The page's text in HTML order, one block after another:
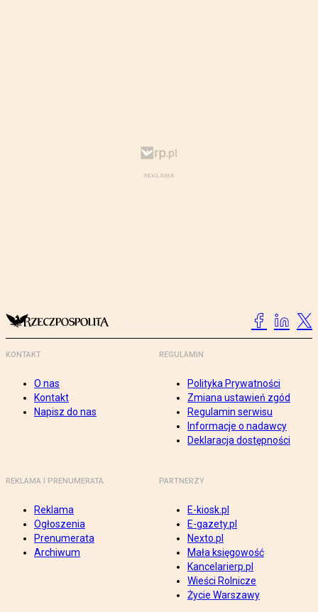
KONTAKT
O nas
Kontakt
Napisz do nas
REGULAMIN
Polityka Prywatności
Zmiana ustawień zgód
Regulamin serwisu
Informacje o nadawcy
Deklaracja dostępności
REKLAMA I PRENUMERATA
Reklama
Ogłoszenia
Prenumerata
Archiwum
PARTNERZY
E-kiosk.pl
E-gazety.pl
Nexto.pl
Mała księgowość
Kancelarierp.pl
Wieści Rolnicze
Życie Warszawy